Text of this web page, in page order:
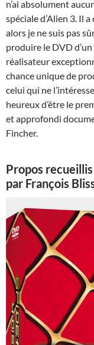
n’ai absolument
spéciale d’Alien 3. Il
alors je ne suis pas
produire le DVD
réalisateur
chance unique de
celui qui ne
heureux d’être le
et approfondi
Fincher.
Propos
par François